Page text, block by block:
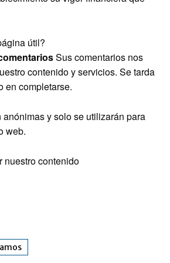
útil?
Sus comentarios nos
contenido y servicios. Se tarda
en completarse.
y solo se utilizarán para
web.
nuestro contenido